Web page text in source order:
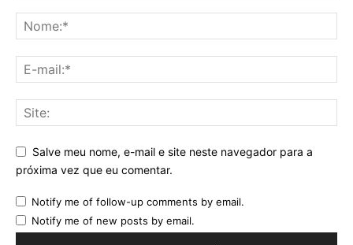
Salve meu nome, e-mail e site neste navegador para a
próxima vez que eu comentar.
Notify me of follow-up comments by email.
Notify me of new posts by email.